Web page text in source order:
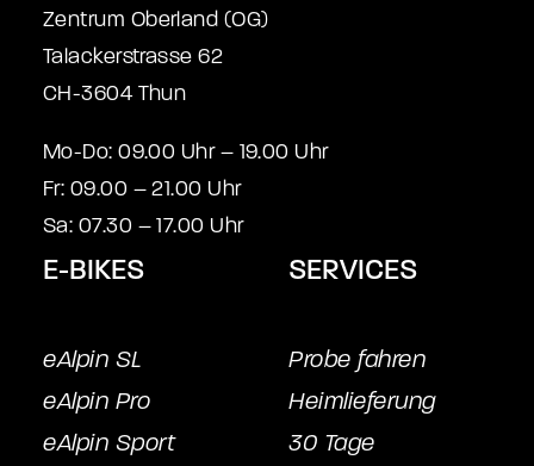
Zentrum Oberland (OG)
Talackerstrasse 62
CH-3604 Thun
Mo-Do: 09.00 Uhr – 19.00 Uhr
Fr: 09.00 – 21.00 Uhr
Sa: 07.30 – 17.00 Uhr
E-BIKES
eAlpin SL
eAlpin Pro
eAlpin Sport
SERVICES
Probe fahren
Heimlieferung
30 Tage